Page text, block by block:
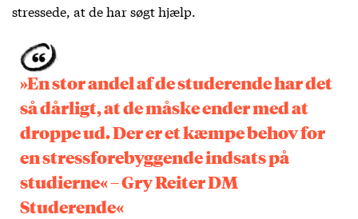
stressede, at de har søgt hjælp.
»En stor andel af de studerende har det
så dårligt, at de måske ender med at
droppe ud. Der er et kæmpe behov for
en stressforebyggende indsats på
studierne« – Gry Reiter DM
Studerende«